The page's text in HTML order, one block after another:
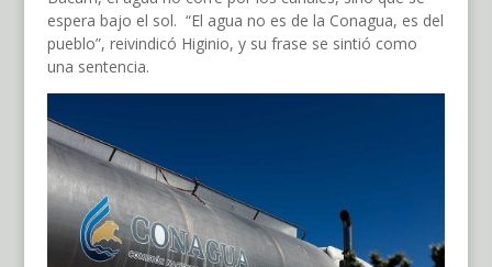
espera bajo el sol. “El agua no es de la Conagua, es del
pueblo”, reivindicó Higinio, y su frase se sintió como
una sentencia.